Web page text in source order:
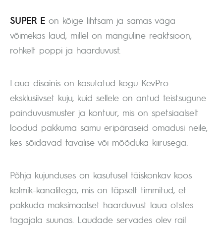
SUPER E on kõige lihtsam ja samas väga
võimekas laud, millel on mänguline reaktsioon,
rohkelt poppi ja haarduvust.
Laua disainis on kasutatud kogu KevPro
eksklusiivset kuju, kuid sellele on antud teistsugune
painduvusmuster ja kontuur, mis on spetsiaalselt
loodud pakkuma samu eripäraseid omadusi neile,
kes sõidavad tavalise või mõõduka kiirusega.
Põhja kujunduses on kasutusel täiskonkav koos
kolmik-kanalitega, mis on täpselt timmitud, et
pakkuda maksimaalset haarduvust laua otstes
tagajala suunas. Laudade servades olev rail